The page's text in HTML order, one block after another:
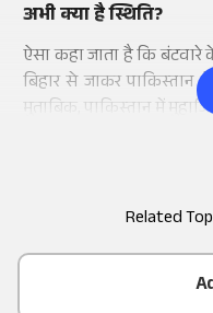
अभी क्या है स्थिति?
ऐसा कहा जाता है कि
बिहार से जाकर
मुताबिक, पाकिस्तान में
Related